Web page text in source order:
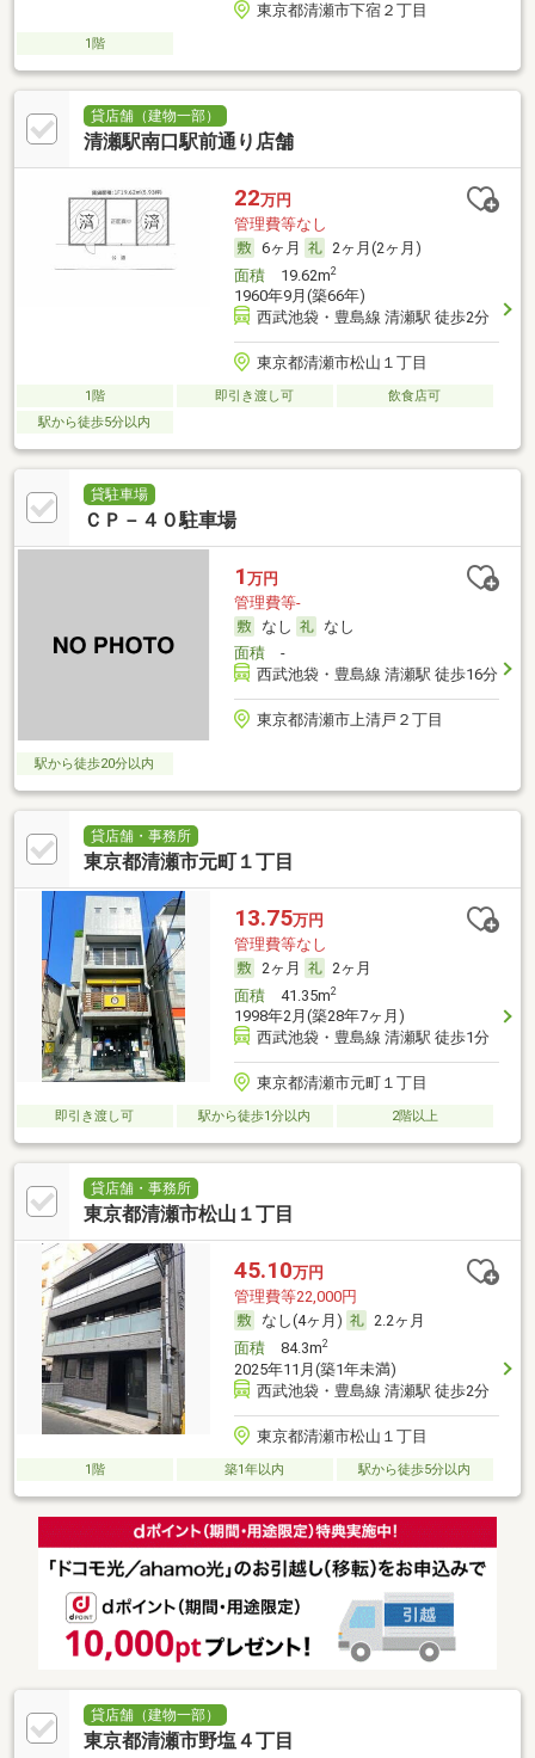
東京都清瀬市下宿２丁目
1階
貸店舗（建物一部）
清瀬駅南口駅前通り店舗
22万円
管理費等なし
6ヶ月
2ヶ月(2ヶ月)
面積19.62m2
1960年9月(築66年)
西武池袋・豊島線 清瀬駅 徒歩2分
東京都清瀬市松山１丁目
1階 即引き渡し可
飲食店可
駅から徒歩5分以内
貸駐車場
ＣＰ－４０駐車場
1 万円
管理費等-
なし
なし
面積-
西武池袋・豊島線 清瀬駅 徒歩16分
東京都清瀬市上清戸２丁目
駅から徒歩20分以内
貸店舗・事務所
東京都清瀬市元町１丁目
13.75万円
管理費等なし
2ヶ月
2ヶ月
面積41.35m2
1998年2月(築28年7ヶ月)
西武池袋・豊島線 清瀬駅 徒歩1分
東京都清瀬市元町１丁目
即引き渡し可 駅から徒歩1分以内 2階以上
貸店舗・事務所
東京都清瀬市松山１丁目
45.10万円
管理費等22,000円
なし(4ヶ月)
2.2ヶ月
面積84.3m2
2025年11月(築1年未満)
西武池袋・豊島線 清瀬駅 徒歩2分
東京都清瀬市松山１丁目
1階 築1年以内 駅から徒歩5分以内
貸店舗（建物一部）
東京都清瀬市野塩４丁目